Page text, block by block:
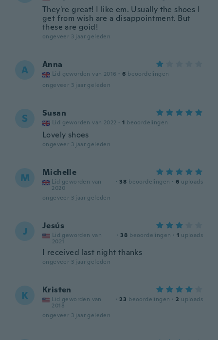
They're great! I like em. Usually the shoes I
get from wish are a disappointment. But
these are goid!
ongeveer 3 jaar geleden
A Anna
Lid geworden van 2016 · 6 beoordelingen
ongeveer 3 jaar geleden
S Susan
Lid geworden van 2022 · 1 beoordelingen
Lovely shoes
ongeveer 3 jaar geleden
M Michelle
Lid geworden van
2020
· 38 beoordelingen · 6 uploads
ongeveer 3 jaar geleden
J Jesús
Lid geworden van
2021
· 38 beoordelingen · 1 uploads
I received last night thanks
ongeveer 3 jaar geleden
K Kristen
Lid geworden van
2018
· 23 beoordelingen · 2 uploads
ongeveer 3 jaar geleden